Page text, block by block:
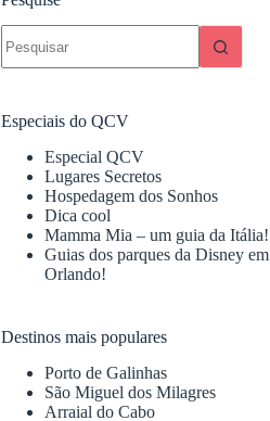
resultados
Especiais do QCV
Especial QCV
Lugares Secretos
Hospedagem dos Sonhos
Dica cool
Mamma Mia – um guia da Itália!
Guias dos parques da Disney em
Orlando!
Destinos mais populares
Porto de Galinhas
São Miguel dos Milagres
Arraial do Cabo